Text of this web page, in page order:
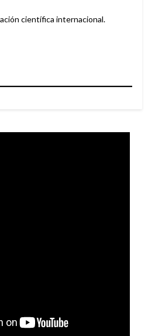
científica internacional.